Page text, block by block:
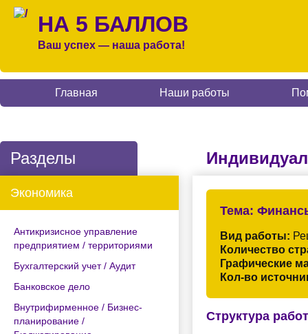
НА 5 БАЛЛОВ
Ваш успех — наша работа!
Главная Наши работы
Разделы
Экономика
Антикризисное управление
предприятием / территориями
Бухгалтерский учет / Аудит
Банковское дело
Внутрифирменное / Бизнес-
планирование /
Тема:
Вид работы:
Количество
Графические
Кол-во
Структура